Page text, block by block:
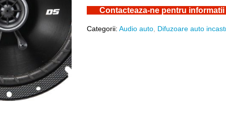
Contacteaza-ne pentru informatii
Categorii:Audio auto Difuzoare auto